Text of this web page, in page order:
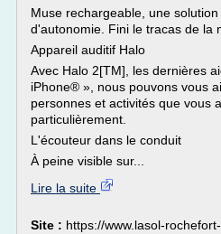
Muse rechargeable, une
d'autonomie. Fini le tracas de la
Appareil auditif Halo
Avec Halo 2[TM], les dernières
iPhone® », nous pouvons vous
personnes et activités que vous
particulièrement.
L'écouteur dans le conduit
À peine visible sur...
Lire la suite
Site : https://www.lasol-